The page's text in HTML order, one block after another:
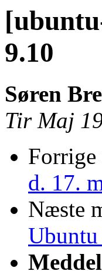
9.10
Søren
Tir Maj
Forrige
d. 17.
Næste